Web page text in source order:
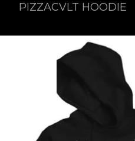
PIZZACVLT HOODIE